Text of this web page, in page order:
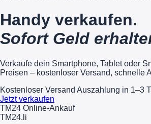
Handy verkaufen.
Sofort Geld
Verkaufe dein Smartphone, Tablet oder
Preisen – kostenloser Versand, schnelle
Kostenloser Versand Auszahlung in 1–3
Jetzt verkaufen
TM24 Online-Ankauf
TM24.li